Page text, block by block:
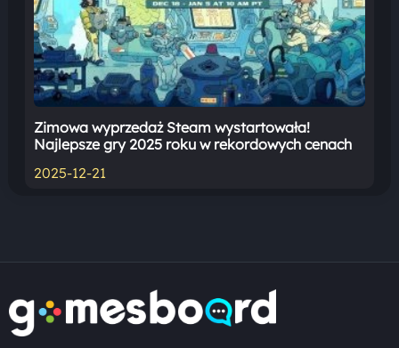
Zimowa wyprzedaż Steam wystartowała!
Najlepsze gry 2025 roku w rekordowych cenach
2025-12-21